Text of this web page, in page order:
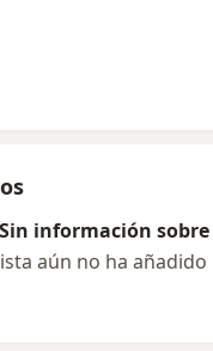
Sin información
aún no ha